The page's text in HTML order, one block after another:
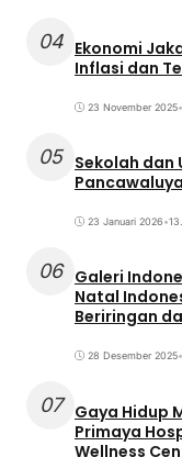
04 Ekonomi
Inflasi dan
23 November 2025•
05 Sekolah dan
23 Januari 2026•
06 Galeri
Natal
Beriringan
28 Desember 2025•
07
Gaya Hidup
Primaya
Wellness